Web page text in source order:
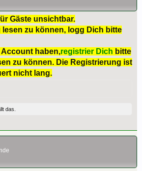
Gäste unsichtbar.
lesen zu können, logg Dich bitte
haben,registrier Dich bitte
zu können. Die Registrierung ist
nicht lang.
das.